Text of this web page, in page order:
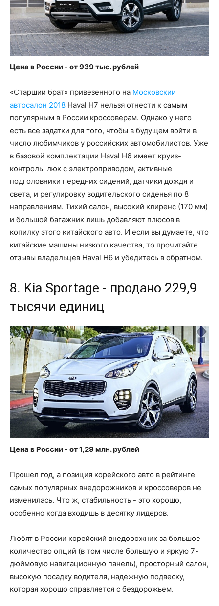
Цена в России - от 939 тыс. рублей
«Старший брат» привезенного на Московский
автосалон 2018 Haval H7 нельзя отнести к самым
популярным в России кроссоверам. Однако у него
есть все задатки для того, чтобы в будущем войти в
число любимчиков у российских автомобилистов. Уже
в базовой комплектации Haval H6 имеет круиз-
контроль, люк с электроприводом, активные
подголовники передних сидений, датчики дождя и
света, и регулировку водительского сиденья по 8
направлениям. Тихий салон, высокий клиренс (170 мм)
и большой багажник лишь добавляют плюсов в
копилку этого китайского авто. И если вы думаете, что
китайские машины низкого качества, то прочитайте
отзывы владельцев Haval H6 и убедитесь в обратном.
8. Kia Sportage - продано 229,9
тысячи единиц
Цена в России - от 1,29 млн. рублей
Прошел год, а позиция корейского авто в рейтинге
самых популярных внедорожников и кроссоверов не
изменилась. Что ж, стабильность - это хорошо,
особенно когда входишь в десятку лидеров.
Любят в России корейский внедорожник за большое
количество опций (в том числе большую и яркую 7-
дюймовую навигационную панель), просторный салон,
высокую посадку водителя, надежную подвеску,
которая хорошо справляется с бездорожьем.